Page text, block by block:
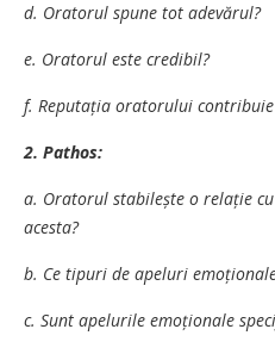
d. Oratorul spune tot adevărul?
e. Oratorul este credibil?
f. Reputația oratorului
2. Pathos:
a. Oratorul stabilește o relație
acesta?
b. Ce tipuri de apeluri
c. Sunt apelurile emoționale